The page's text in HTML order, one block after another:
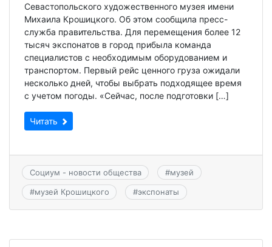
Севастопольского художественного музея имени
Михаила Крошицкого. Об этом сообщила пресс-
служба правительства. Для перемещения более 12
тысяч экспонатов в город прибыла команда
специалистов с необходимым оборудованием и
транспортом. Первый рейс ценного груза ожидали
несколько дней, чтобы выбрать подходящее время
с учетом погоды. «Сейчас, после подготовки […]
Читать
Социум - новости общества #музей
#музей Крошицкого #экспонаты